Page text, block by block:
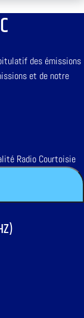
des émissions
et de notre
Radio Courtoisie